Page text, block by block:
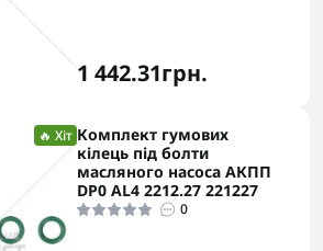
1 442.31грн.
🔥 Хіт Комплект гумових
кілець під болти
масляного насоса АКПП
DP0 AL4 2212.27 221227
0